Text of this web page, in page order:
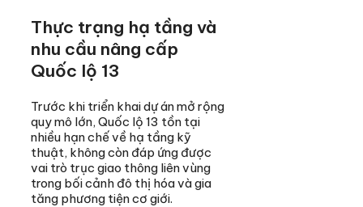
Thực trạng hạ tầng và
nhu cầu nâng cấp
Quốc lộ 13
Trước khi triển khai dự án mở rộng
quy mô lớn, Quốc lộ 13 tồn tại
nhiều hạn chế về hạ tầng kỹ
thuật, không còn đáp ứng được
vai trò trục giao thông liên vùng
trong bối cảnh đô thị hóa và gia
tăng phương tiện cơ giới.